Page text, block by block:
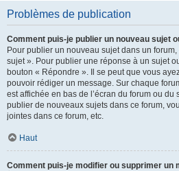
Problèmes de publication
Comment puis-je publier un nouveau sujet
Pour publier un nouveau sujet dans un
sujet ». Pour publier une réponse à un sujet
bouton « Répondre ». Il se peut que vous
pouvoir rédiger un message. Sur chaque
est affichée en bas de l’écran du forum ou
publier de nouveaux sujets dans ce forum,
jointes dans ce forum, etc.
Haut
Comment puis-je modifier ou supprimer un